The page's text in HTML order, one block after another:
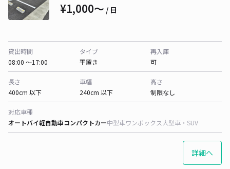
¥1,000〜 / 日
貸出時間
08:00 〜17:00
タイプ
平置き
再入庫
可
長さ
400cm 以下
車幅
240cm 以下
高さ
制限なし
対応車種
オートバイ軽自動車コンパクトカー中型車ワンボックス大型車・SUV
詳細へ